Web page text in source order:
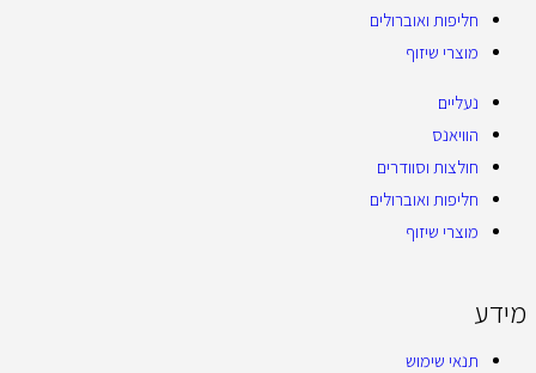
חליפות ואוברולים
מוצרי שיזוף
נעליים
הוויאנס
חולצות וסוודרים
חליפות ואוברולים
מוצרי שיזוף
מידע
תנאי שימוש